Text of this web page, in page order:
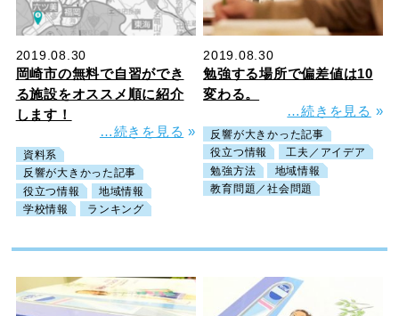
2019.08.30
岡崎市の無料で自習ができ
る施設をオススメ順に紹介
します！
…続きを見る »
資料系
反響が大きかった記事
役立つ情報
地域情報
学校情報
ランキング
2019.08.30
勉強する場所で偏差値は10
変わる。
…続きを見る »
反響が大きかった記事
役立つ情報
工夫／アイデア
勉強方法
地域情報
教育問題／社会問題